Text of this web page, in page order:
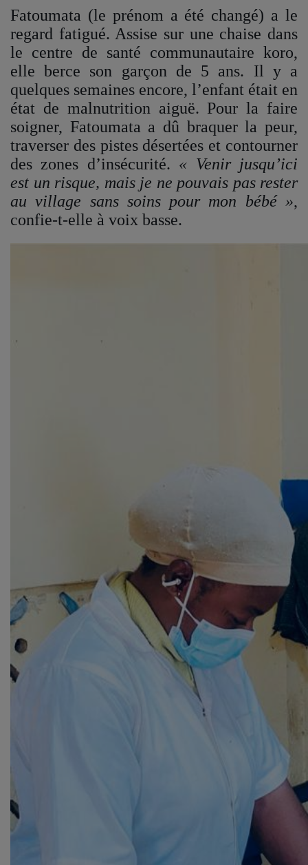
JEUX CONCOURS
QUI SOMMES-NOUS ?
Contact
Se connecter
Fatoumata (le prénom a été changé) a le
regard fatigué. Assise sur une chaise dans
le centre de santé communautaire koro,
elle berce son garçon de 5 ans. Il y a
quelques semaines encore, l’enfant était en
état de malnutrition aiguë. Pour la faire
soigner, Fatoumata a dû braquer la peur,
traverser des pistes désertées et contourner
des zones d’insécurité. « Venir jusqu’ici
est un risque, mais je ne pouvais pas rester
au village sans soins pour mon bébé »,
confie-t-elle à voix basse.